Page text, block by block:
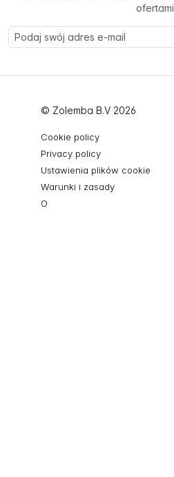
ofertami
© Zolemba B.V 2026
Cookie policy
Privacy policy
Ustawienia plików cookie
Warunki i zasady
O